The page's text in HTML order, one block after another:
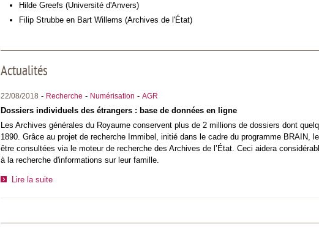
Hilde Greefs (Université d'Anvers)
Filip Strubbe en Bart Willems (Archives de l'État)
Actualités
22/08/2018 - Recherche - Numérisation - AGR
Dossiers individuels des étrangers : base de données en ligne
Les Archives générales du Royaume conservent plus de 2 millions de dossiers dont
1890. Grâce au projet de recherche Immibel, initié dans le cadre du programme
être consultées via le moteur de recherche des Archives de l’État. Ceci aidera
à la recherche d'informations sur leur famille.
Lire la suite